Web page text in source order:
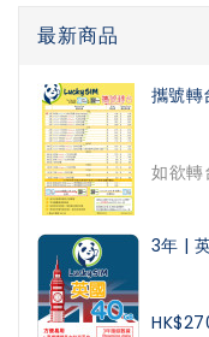
最新商品
攜號轉
如欲轉
3年 |